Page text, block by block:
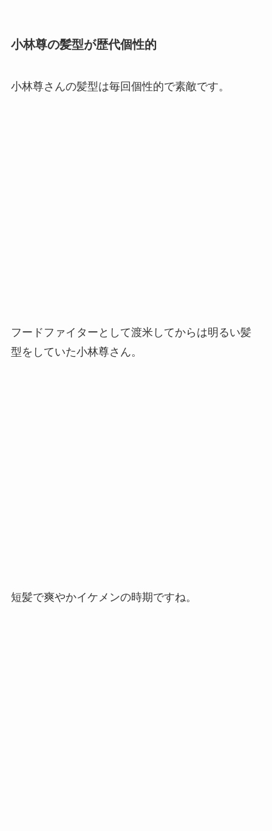
小林尊の髪型が歴代個性的
小林尊さんの髪型は毎回個性的で素敵です。
フードファイターとして渡米してからは明るい髪
型をしていた小林尊さん。
短髪で爽やかイケメンの時期ですね。